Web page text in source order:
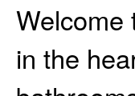
Welcome
in the